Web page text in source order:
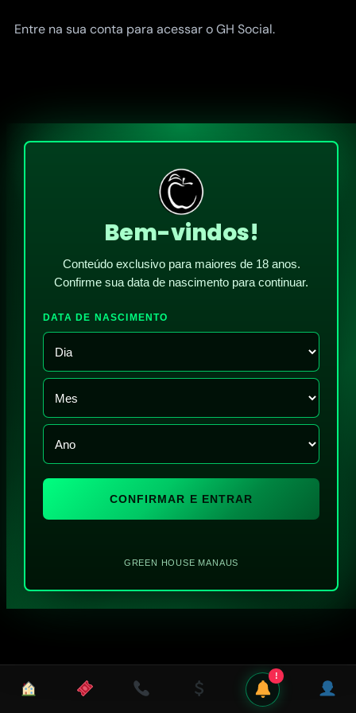
Entre na sua conta para acessar o GH Social.
!
Bem-vindos!
Conteúdo exclusivo para maiores de 18 anos.
Confirme sua data de nascimento para continuar.
DATA DE NASCIMENTO
CONFIRMAR E ENTRAR
GREEN HOUSE MANAUS